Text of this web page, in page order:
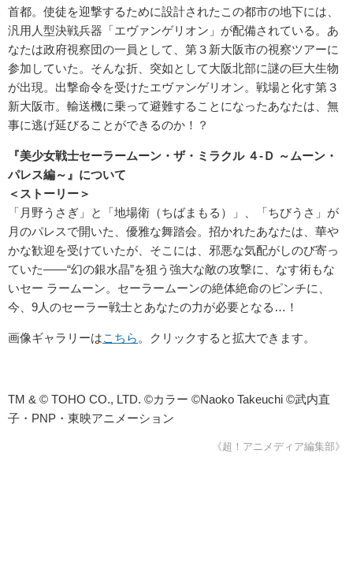
首都。使徒を迎撃するために設計されたこの都市の地下には、
汎用人型決戦兵器「エヴァンゲリオン」が配備されている。あ
なたは政府視察団の一員として、第３新大阪市の視察ツアーに
参加していた。そんな折、突如として大阪北部に謎の巨大生物
が出現。出撃命令を受けたエヴァンゲリオン。戦場と化す第３
新大阪市。輸送機に乗って避難することになったあなたは、無
事に逃げ延びることができるのか！？
『美少女戦士セーラームーン・ザ・ミラクル ４-Ｄ ～ムーン・
パレス編～』について
＜ストーリー＞
「月野うさぎ」と「地場衛（ちばまもる）」、「ちびうさ」が
月のパレスで開いた、優雅な舞踏会。招かれたあなたは、華や
かな歓迎を受けていたが、そこには、邪悪な気配がしのび寄っ
ていた――“幻の銀水晶”を狙う強大な敵の攻撃に、なす術もな
いセー ラームーン。セーラームーンの絶体絶命のピンチに、
今、9人のセーラー戦士とあなたの力が必要となる…！
画像ギャラリーはこちら 。クリックすると拡大できます。
TM & © TOHO CO., LTD. ©カラー ©Naoko Takeuchi ©武内直
子・PNP・東映アニメーション
《超！アニメディア編集部》